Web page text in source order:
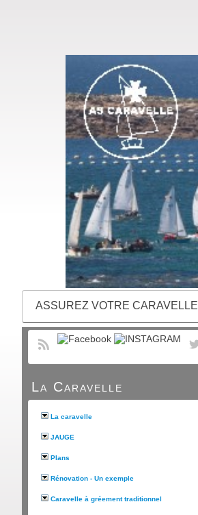
ASSUREZ VOTRE CARAVELLE
La Caravelle
La caravelle
JAUGE
Plans
Rénovation - Un exemple
Caravelle à gréement traditionnel